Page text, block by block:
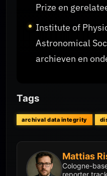
Prize en
Institute of
Astronomical
archieven en
Tags
archival data integrity
Mattias
Cologne-
reporter